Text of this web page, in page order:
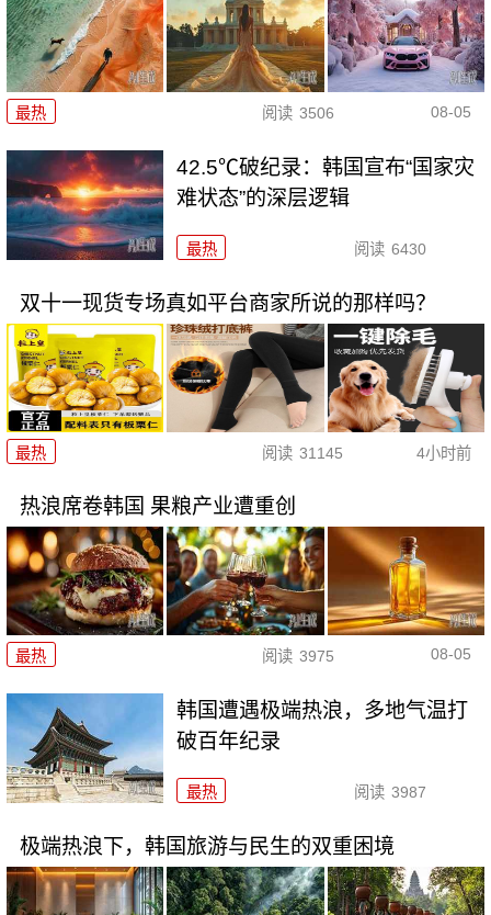
最热 阅读 3506 08-05
42.5℃破纪录：韩国宣布“国家灾
难状态”的深层逻辑
最热 阅读 6430
双十一现货专场真如平台商家所说的那样吗？
最热 阅读 31145 4小时前
热浪席卷韩国 果粮产业遭重创
最热 阅读 3975 08-05
韩国遭遇极端热浪，多地气温打
破百年纪录
最热 阅读 3987
极端热浪下，韩国旅游与民生的双重困境